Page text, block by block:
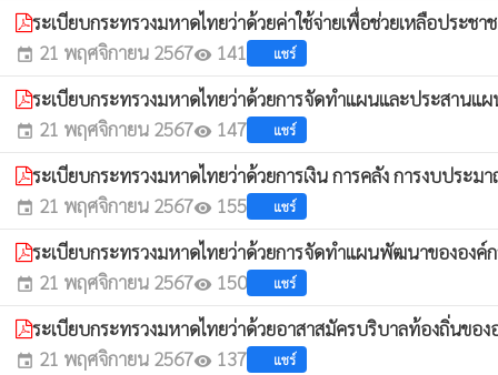
ระเบียบกระทรวงมหาดไทยว่าด้วยค่าใช้จ่ายเพื่อช่วยเหลือปร
event 21 พฤศจิกายน 2567visibility 141 แชร์
ระเบียบกระทรวงมหาดไทยว่าด้วยการจัดทำแผนและประสา
event 21 พฤศจิกายน 2567visibility 147 แชร์
ระเบียบกระทรวงมหาดไทยว่าด้วยการเงิน การคลัง การงบป
event 21 พฤศจิกายน 2567visibility 155 แชร์
ระเบียบกระทรวงมหาดไทยว่าด้วยการจัดทำแผนพัฒนาขององ
event 21 พฤศจิกายน 2567visibility 150 แชร์
ระเบียบกระทรวงมหาดไทยว่าด้วยอาสาสมัครบริบาลท้องถิ่นขอ
event 21 พฤศจิกายน 2567visibility 137 แชร์